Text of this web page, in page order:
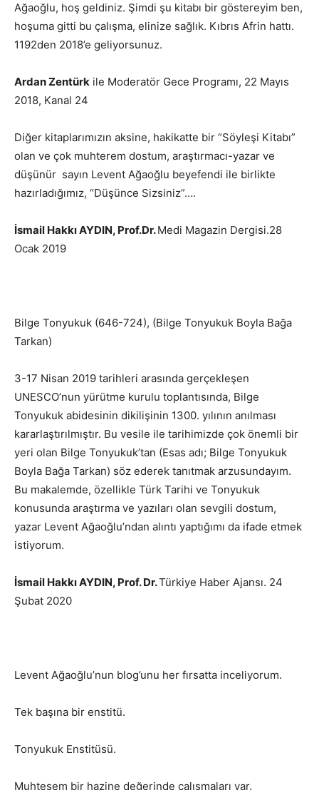
Ağaoğlu, hoş geldiniz. Şimdi şu kitabı bir göstereyim ben,
hoşuma gitti bu çalışma, elinize sağlık. Kıbrıs Afrin hattı.
1192den 2018’e geliyorsunuz.
Ardan Zentürk ile Moderatör Gece Programı, 22 Mayıs
2018, Kanal 24
Diğer kitaplarımızın aksine, hakikatte bir “Söyleşi Kitabı”
olan ve çok muhterem dostum, araştırmacı-yazar ve
düşünür sayın Levent Ağaoğlu beyefendi ile birlikte
hazırladığımız, “Düşünce Sizsiniz”….
İsmail Hakkı AYDIN, Prof.Dr.Medi Magazin Dergisi.28
Ocak 2019
Bilge Tonyukuk (646-724), (Bilge Tonyukuk Boyla Bağa
Tarkan)
3-17 Nisan 2019 tarihleri arasında gerçekleşen
UNESCO’nun yürütme kurulu toplantısında, Bilge
Tonyukuk abidesinin dikilişinin 1300. yılının anılması
kararlaştırılmıştır. Bu vesile ile tarihimizde çok önemli bir
yeri olan Bilge Tonyukuk’tan (Esas adı; Bilge Tonyukuk
Boyla Bağa Tarkan) söz ederek tanıtmak arzusundayım.
Bu makalemde, özellikle Türk Tarihi ve Tonyukuk
konusunda araştırma ve yazıları olan sevgili dostum,
yazar Levent Ağaoğlu’ndan alıntı yaptığımı da ifade etmek
istiyorum.
İsmail Hakkı AYDIN, Prof. Dr.Türkiye Haber Ajansı. 24
Şubat 2020
Levent Ağaoğlu’nun blog’unu her fırsatta inceliyorum.
Tek başına bir enstitü.
Tonyukuk Enstitüsü.
Muhtesem bir hazine değerinde çalışmaları var.